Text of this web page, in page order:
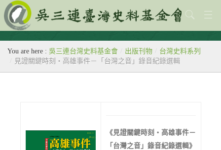
關於本會
歷史教室
You are here : 吳三連台灣史料基金會 / 出版刊物 / 台灣史料系列
/ 見證關鍵時刻‧高雄事件－「台灣之音」錄音紀錄選輯
《見證關鍵時刻‧高雄事件－
「台灣之音」錄音紀錄選輯》